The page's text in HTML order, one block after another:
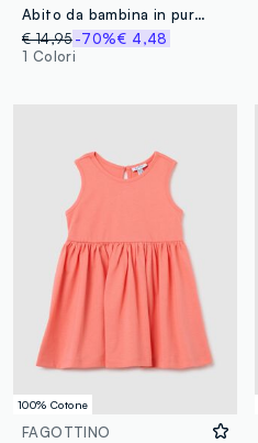
Abito da bambina in puro cotone rosa regular fit con volant
€ 14,95-70%€ 4,48
1 Colori
100% Cotone
FAGOTTINO